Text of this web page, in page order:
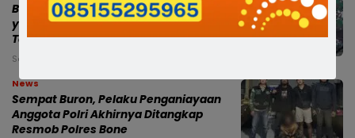
Bercak Darah Ungkap Misteri Bayi
yang Dibuang di Bone, Polisi Ungkap
Terduga Pelaku Kurang 3 Jam
Senin, 10 Agu 2026 - 00:12 WITA
News
Sempat Buron, Pelaku Penganiayaan
Anggota Polri Akhirnya Ditangkap
Resmob Polres Bone